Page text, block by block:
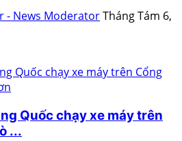
- News ModeratorTháng Tám 6,
Quốc chạy xe máy trên
...